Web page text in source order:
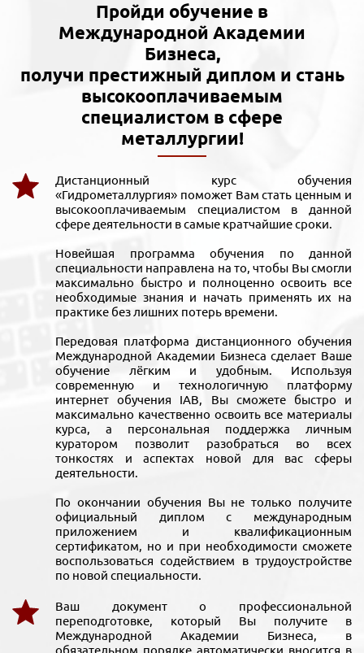
Пройди обучение в
Международной Академии
Бизнеса,
получи престижный диплом и стань
высокооплачиваемым
специалистом в сфере
металлургии!
Дистанционный курс обучения
«Гидрометаллургия» поможет Вам стать ценным и
высокооплачиваемым специалистом в данной
сфере деятельности в самые кратчайшие сроки.
Новейшая программа обучения по данной
специальности направлена на то, чтобы Вы смогли
максимально быстро и полноценно освоить все
необходимые знания и начать применять их на
практике без лишних потерь времени.
Передовая платформа дистанционного обучения
Международной Академии Бизнеса сделает Ваше
обучение лёгким и удобным. Используя
современную и технологичную платформу
интернет обучения IAB, Вы сможете быстро и
максимально качественно освоить все материалы
курса, а персональная поддержка личным
куратором позволит разобраться во всех
тонкостях и аспектах новой для вас сферы
деятельности.
По окончании обучения Вы не только получите
официальный диплом с международным
приложением и квалификационным
сертификатом, но и при необходимости сможете
воспользоваться содействием в трудоустройстве
по новой специальности.
Ваш документ о профессиональной
переподготовке, который Вы получите в
Международной Академии Бизнеса, в